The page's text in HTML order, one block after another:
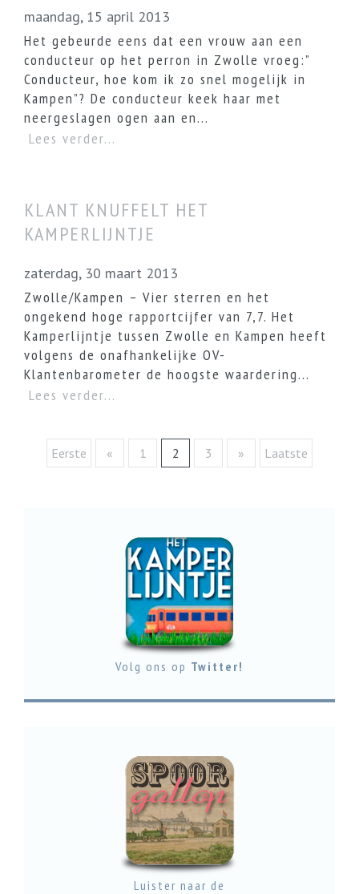
maandag, 15 april 2013
Het gebeurde eens dat een vrouw aan een
conducteur op het perron in Zwolle vroeg:”
Conducteur, hoe kom ik zo snel mogelijk in
Kampen”? De conducteur keek haar met
neergeslagen ogen aan en...
Lees verder...
KLANT KNUFFELT HET
KAMPERLIJNTJE
zaterdag, 30 maart 2013
Zwolle/Kampen – Vier sterren en het
ongekend hoge rapportcijfer van 7,7. Het
Kamperlijntje tussen Zwolle en Kampen heeft
volgens de onafhankelijke OV-
Klantenbarometer de hoogste waardering...
Lees verder...
Eerste « 1 2 3 » Laatste
Volg ons op Twitter!
Luister naar de